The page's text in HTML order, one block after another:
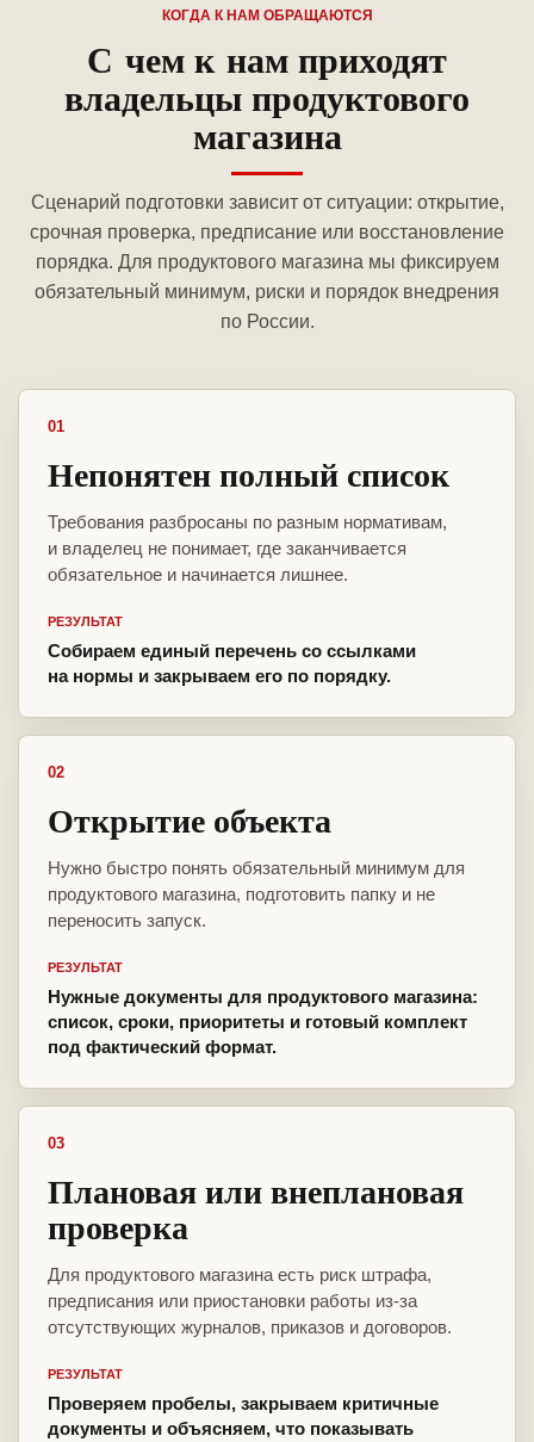
КОГДА К НАМ ОБРАЩАЮТСЯ
С чем к нам приходят
владельцы продуктового
магазина
Сценарий подготовки зависит от ситуации: открытие,
срочная проверка, предписание или восстановление
порядка. Для продуктового магазина мы фиксируем
обязательный минимум, риски и порядок внедрения
по России.
01
Непонятен полный список
Требования разбросаны по разным нормативам,
и владелец не понимает, где заканчивается
обязательное и начинается лишнее.
РЕЗУЛЬТАТ
Собираем единый перечень со ссылками
на нормы и закрываем его по порядку.
02
Открытие объекта
Нужно быстро понять обязательный минимум для
продуктового магазина, подготовить папку и не
переносить запуск.
РЕЗУЛЬТАТ
Нужные документы для продуктового магазина:
список, сроки, приоритеты и готовый комплект
под фактический формат.
03
Плановая или внеплановая
проверка
Для продуктового магазина есть риск штрафа,
предписания или приостановки работы из-за
отсутствующих журналов, приказов и договоров.
РЕЗУЛЬТАТ
Проверяем пробелы, закрываем критичные
документы и объясняем, что показывать